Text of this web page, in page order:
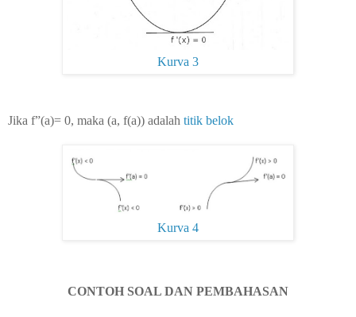
Kurva 3
Jika f”(a)= 0, maka (a, f(a)) adalah titik belok
Kurva 4
CONTOH SOAL DAN PEMBAHASAN